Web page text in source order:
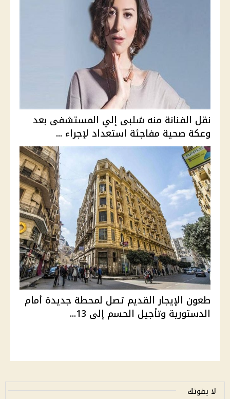
نقل الفنانة منه شلبى إلي المستشفى بعد
وعكة صحية مفاجئة استعداد لإجراء ...
طعون الإيجار القديم تصل لمحطة جديدة أمام
الدستورية وتأجيل الحسم إلى 13...
لا يفوتك